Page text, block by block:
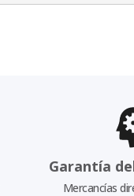
Garantía
Mercancías